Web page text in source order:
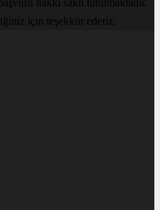
hakkı saklı tutulmaktadır.
için teşekkür ederiz.